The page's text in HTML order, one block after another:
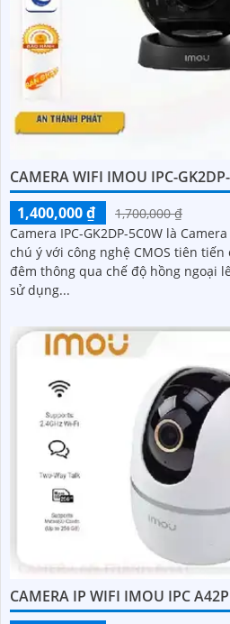
CAMERA WIFI IMOU IPC-
1,400,000 ₫
1,700,000 ₫
Camera IPC-GK2DP-5C0W là
chú ý với công nghệ CMOS tiên
đêm thông qua chế độ hồng ngoại lên đến
sử dụng...
CAMERA IP WIFI IMOU IPC